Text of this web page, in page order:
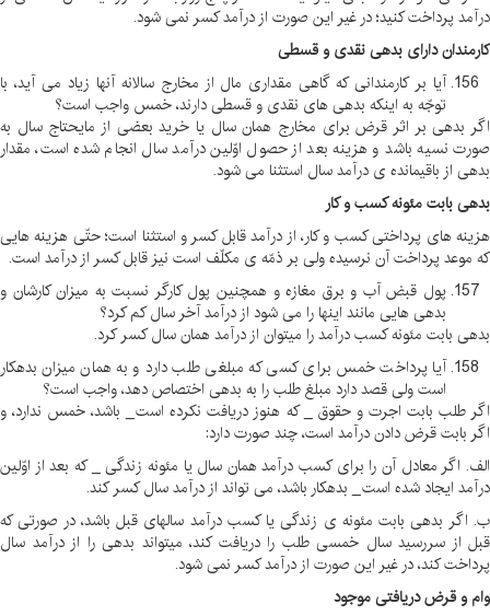
درآمد پرداخت کنید؛ در غیر این صورت از درآمد کسر نمی شود.
کارمندان دارای بدهی نقدی و قسطی
آیا بر کارمندانی که گاهی مقداری مال از مخارج سالانه آنها زیاد می آید، با
توجّه به اینکه بدهی های نقدی و قسطی دارند، خمس واجب است؟
اگر بدهی بر اثر قرض برای مخارج همان سال یا خرید بعضی از مایحتاج سال به
صورت نسیه باشد و هزینه بعد از حصول اوّلین درآمد سال انجام شده است، مقدار
بدهی از باقیمانده ی درآمد سال استثنا می شود.
بدهی بابت مئونه کسب و کار
هزینه های پرداختی کسب و کار، از درآمد قابل کسر و استثنا است؛ حتّی هزینه هایی
که موعد پرداخت آن نرسیده ولی بر ذمّه ی مکلّف است نیز قابل کسر از درآمد است.
پول قبض آب و برق مغازه و همچنین پول کارگر نسبت به میزان کارشان و
بدهی هایی مانند اینها را می شود از درآمد آخر سال کم کرد؟
بدهی بابت مئونه کسب درآمد را میتوان از درآمد همان سال کسر کرد.
آیا پرداخت خمس برای کسی که مبلغی طلب دارد و به همان میزان بدهکار
است ولی قصد دارد مبلغ طلب را به بدهی اختصاص دهد، واجب است؟
اگر طلب بابت اجرت و حقوق _ که هنوز دریافت نکرده است _ باشد، خمس ندارد، و
اگر بابت قرض دادن درآمد است، چند صورت دارد:
الف. اگر معادل آن را برای کسب درآمد همان سال یا مئونه زندگی _ که بعد از اوّلین
درآمد ایجاد شده است _ بدهکار باشد، می تواند از درآمد سال کسر کند.
ب. اگر بدهی بابت مئونه ی زندگی یا کسب درآمد سالهای قبل باشد، در صورتی که
قبل از سررسید سال خمسی طلب را دریافت کند، میتواند بدهی را از درآمد سال
پرداخت کند، در غیر این صورت از درآمد کسر نمی شود.
وام و قرض دریافتی موجود